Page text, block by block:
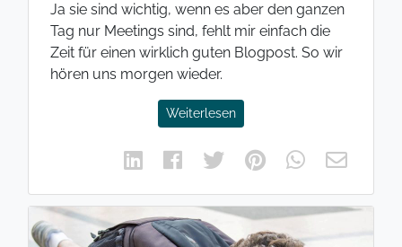
Ja sie sind wichtig, wenn es aber den ganzen
Tag nur Meetings sind, fehlt mir einfach die
Zeit für einen wirklich guten Blogpost. So wir
hören uns morgen wieder.
Weiterlesen